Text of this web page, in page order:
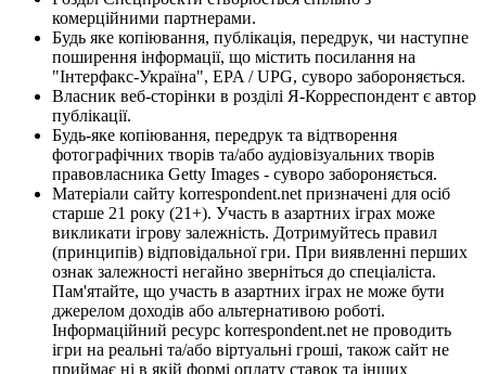
комерційними партнерами.
Будь яке копіювання, публікація, передрук, чи наступне
поширення інформації, що містить посилання на
"Інтерфакс-Україна", EPA / UPG, суворо забороняється.
Власник веб-сторінки в розділі Я-Корреспондент є автор
публікації.
Будь-яке копіювання, передрук та відтворення
фотографічних творів та/або аудіовізуальних творів
правовласника Getty Images - суворо забороняється.
Матеріали сайту korrespondent.net призначені для осіб
старше 21 року (21+). Участь в азартних іграх може
викликати ігрову залежність. Дотримуйтесь правил
(принципів) відповідальної гри. При виявленні перших
ознак залежності негайно зверніться до спеціаліста.
Пам'ятайте, що участь в азартних іграх не може бути
джерелом доходів або альтернативою роботі.
Інформаційний ресурс korrespondent.net не проводить
ігри на реальні та/або віртуальні гроші, також сайт не
приймає ні в якій формі оплату ставок та інших